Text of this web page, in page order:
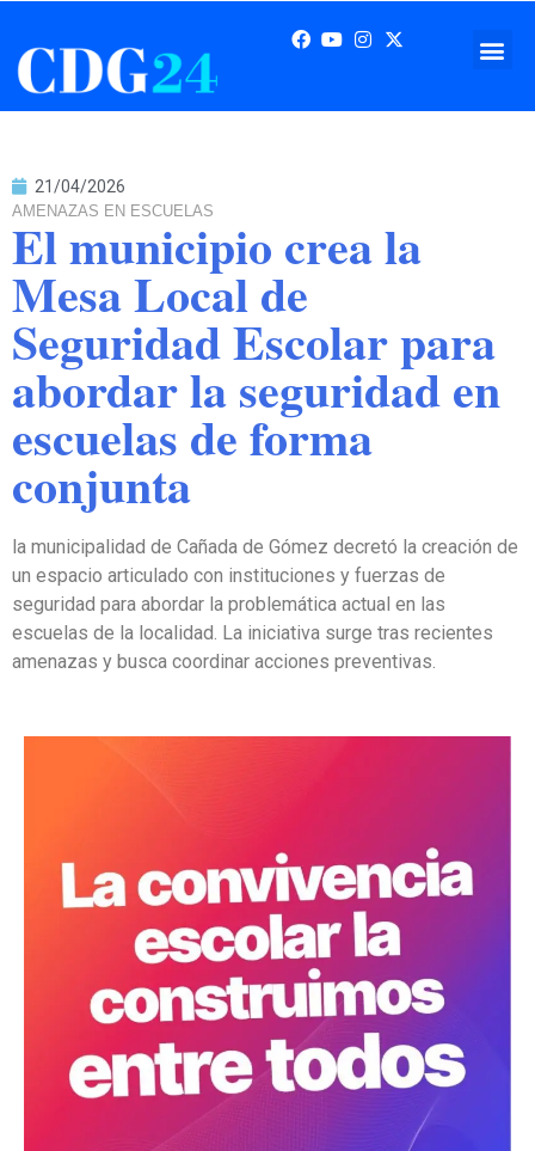
21/04/2026
AMENAZAS EN ESCUELAS
El municipio crea la
Mesa Local de
Seguridad Escolar para
abordar la seguridad en
escuelas de forma
conjunta
la municipalidad de Cañada de Gómez decretó la creación de
un espacio articulado con instituciones y fuerzas de
seguridad para abordar la problemática actual en las
escuelas de la localidad. La iniciativa surge tras recientes
amenazas y busca coordinar acciones preventivas.